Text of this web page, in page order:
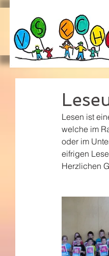
Lesen ist
welche im
oder im
eifrigen
Herzlichen